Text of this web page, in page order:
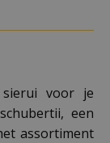
sierui voor je
een
assortiment